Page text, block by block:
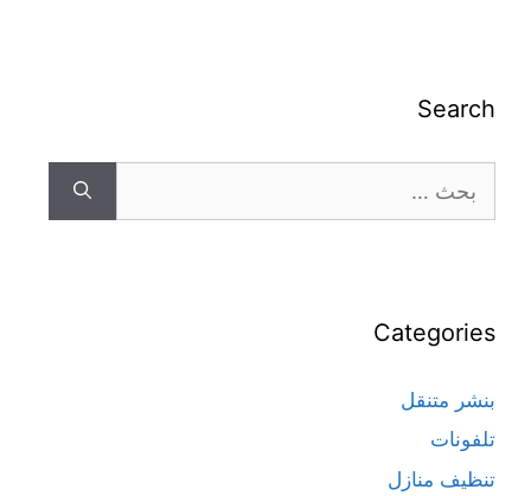
Search
Categories
بنشر متنقل
تلفونات
تنظيف منازل